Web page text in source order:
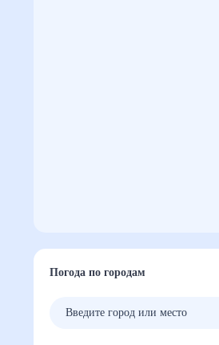
Погода по городам